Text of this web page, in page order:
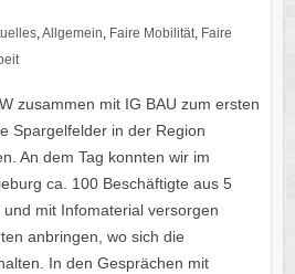
,Allgemein, Faire Mobilität, Faire
zusammen mit IG BAU zum ersten
Spargelfelder in der Region
An dem Tag konnten wir im
ca. 100 Beschäftigte aus 5
mit Infomaterial versorgen
anbringen, wo sich die
In den Gesprächen mit